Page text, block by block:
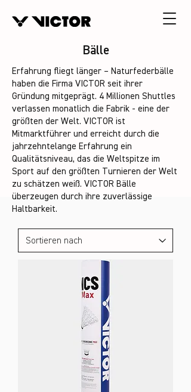
Bälle
Erfahrung fliegt länger – Naturfederbälle
haben die Firma VICTOR seit ihrer
Gründung mitgeprägt. 4 Millionen Shuttles
verlassen monatlich die Fabrik - eine der
größten der Welt. VICTOR ist
Mitmarktführer und erreicht durch die
jahrzehntelange Erfahrung ein
Qualitätsniveau, das die Weltspitze im
Sport auf den größten Turnieren der Welt
zu schätzen weiß. VICTOR Bälle
überzeugen durch ihre zuverlässige
Haltbarkeit.